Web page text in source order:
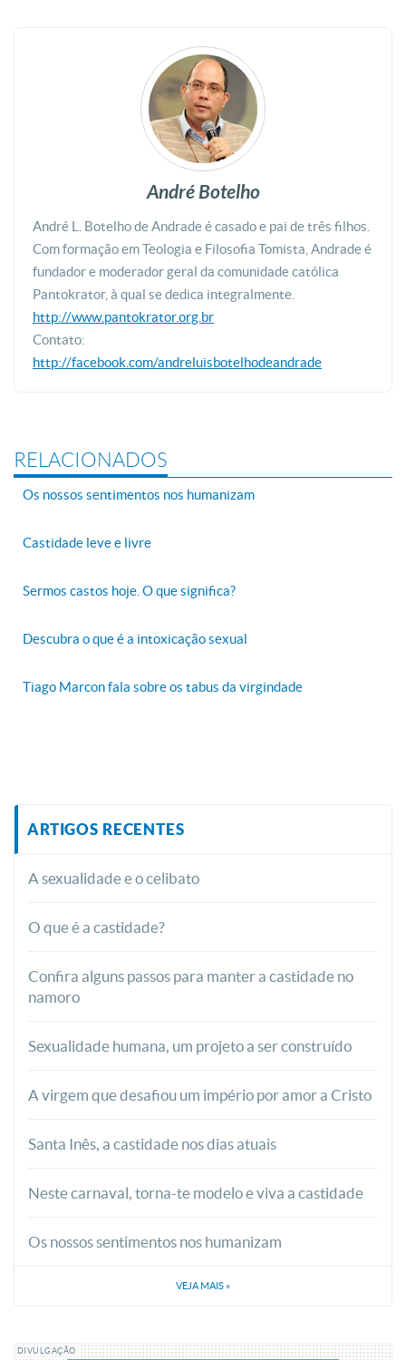
André Botelho
André L. Botelho de Andrade é casado e pai de três filhos.
Com formação em Teologia e Filosofia Tomista, Andrade é
fundador e moderador geral da comunidade católica
Pantokrator, à qual se dedica integralmente.
http://www.pantokrator.org.br
Contato:
http://facebook.com/andreluisbotelhodeandrade
RELACIONADOS
Os nossos sentimentos nos humanizam
Castidade leve e livre
Sermos castos hoje. O que significa?
Descubra o que é a intoxicação sexual
Tiago Marcon fala sobre os tabus da virgindade
ARTIGOS RECENTES
A sexualidade e o celibato
O que é a castidade?
Confira alguns passos para manter a castidade no
namoro
Sexualidade humana, um projeto a ser construído
A virgem que desafiou um império por amor a Cristo
Santa Inês, a castidade nos dias atuais
Neste carnaval, torna-te modelo e viva a castidade
Os nossos sentimentos nos humanizam
VEJA MAIS »
DIVULGAÇÃO